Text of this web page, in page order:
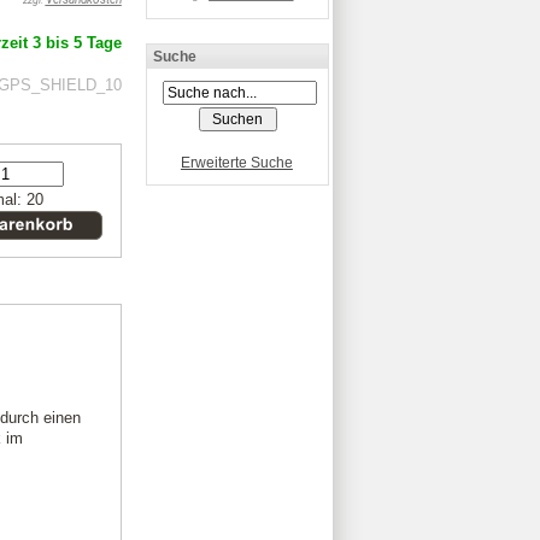
3 bis 5 Tage
20
einen
im
Suche
Erweiterte Suche